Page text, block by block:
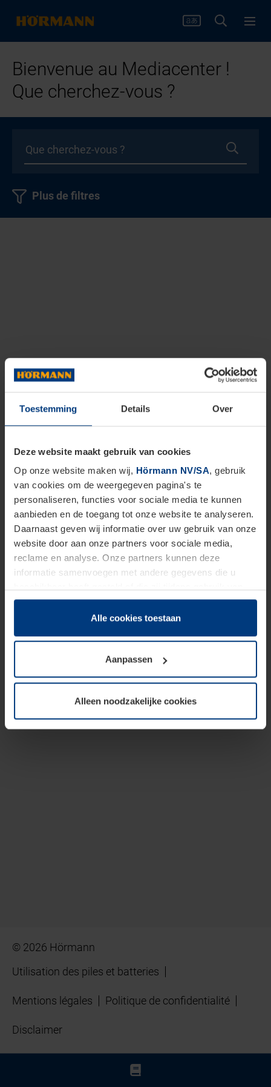
Toestemming Details Over
Deze website maakt gebruik van cookies
Op onze website maken wij, Hörmann NV/SA, gebruik
van cookies om de weergegeven pagina's te
personaliseren, functies voor sociale media te kunnen
aanbieden en de toegang tot onze website te analyseren.
Daarnaast geven wij informatie over uw gebruik van onze
website door aan onze partners voor sociale media,
reclame en analyse. Onze partners kunnen deze
informatie samenvoegen met andere gegevens die u
hun diensten hebben verzameld.
Juridisch hebben wij het recht om cookies op uw
van deze pagina's absoluut vereist is. Voor alle andere
soorten cookies is uw toestemming benodigd. Uw
toestemming kunt u op elk moment bij de uitleg van de
wijzigen of herroepen.
Alle cookies toestaan
Aanpassen
Alleen noodzakelijke cookies
Bienvenue au Mediacenter !
Que cherchez-vous ?
Plus de filtres
© 2026 Hörmann
Utilisation des piles et batteries
Mentions légales Politique de confidentialité
Disclaimer